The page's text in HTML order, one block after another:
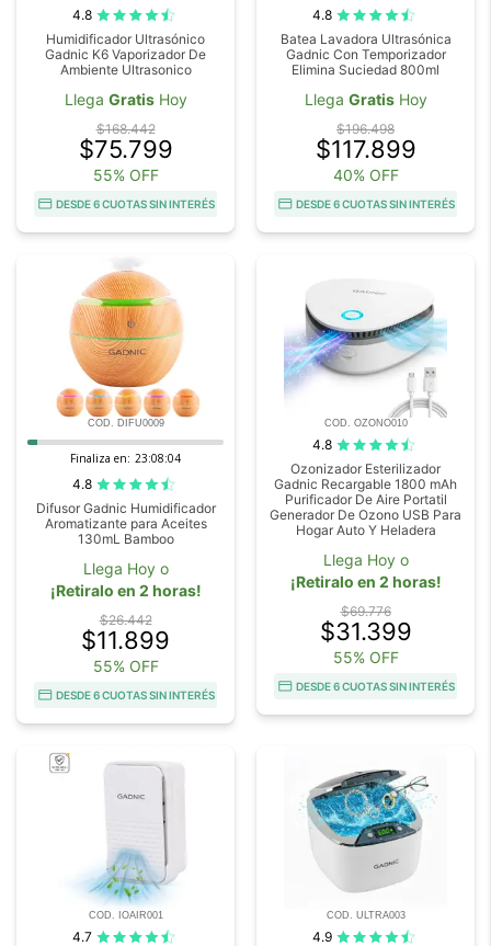
4.8
Humidificador Ultrasónico
Gadnic K6 Vaporizador De
Ambiente Ultrasonico
Llega GratisHoy
$168.442
$75.799
55% OFF
DESDE 6 CUOTAS SIN INTERÉS
4.8
Batea Lavadora Ultrasónica
Gadnic Con Temporizador
Elimina Suciedad 800ml
Llega GratisHoy
$196.498
$117.899
40% OFF
DESDE 6 CUOTAS SIN INTERÉS
COD. DIFU0009
Finaliza en: 23:08:03
4.8
Difusor Gadnic Humidificador
Aromatizante para Aceites
130mL Bamboo
Llega Hoy o
¡Retiralo en 2 horas!
$26.442
$11.899
55% OFF
DESDE 6 CUOTAS SIN INTERÉS
COD. OZONO010
4.8
Ozonizador Esterilizador
Gadnic Recargable 1800 mAh
Purificador De Aire Portatil
Generador De Ozono USB Para
Hogar Auto Y Heladera
Llega Hoy o
¡Retiralo en 2 horas!
$69.776
$31.399
55% OFF
DESDE 6 CUOTAS SIN INTERÉS
COD. IOAIR001
4.7
COD. ULTRA003
4.9